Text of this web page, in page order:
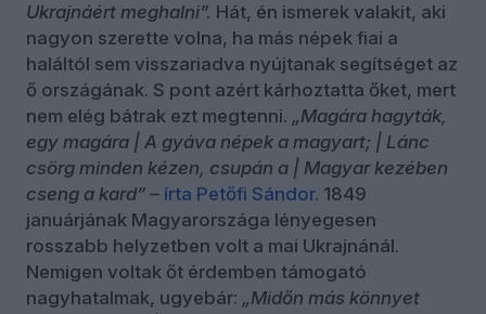
Ukrajnáért meghalni”. Hát, én ismerek valakit, aki
nagyon szerette volna, ha más népek fiai a
haláltól sem visszariadva nyújtanak segítséget az
ő országának. S pont azért kárhoztatta őket, mert
nem elég bátrak ezt megtenni. „Magára hagyták,
egy magára | A gyáva népek a magyart; | Lánc
csörg minden kézen, csupán a | Magyar kezében
cseng a kard” – írta Petőfi Sándor. 1849
januárjának Magyarországa lényegesen
rosszabb helyzetben volt a mai Ukrajnánál.
Nemigen voltak őt érdemben támogató
nagyhatalmak, ugyebár: „Midőn más könnyet